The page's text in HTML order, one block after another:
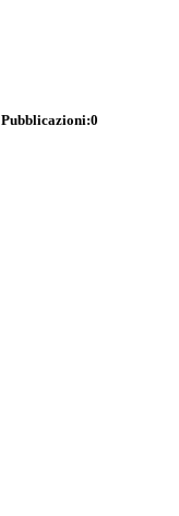
Pubblicazioni:0